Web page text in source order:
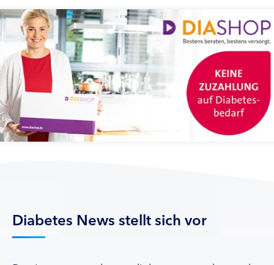
Diabetes News stellt sich vor